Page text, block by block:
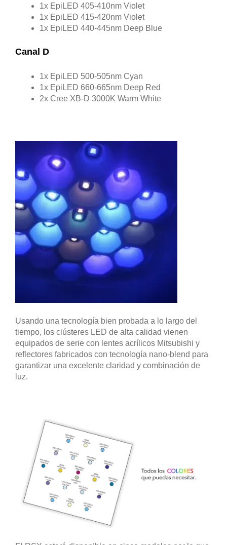
1x EpiLED 405-410nm Violet
1x EpiLED 415-420nm Violet
1x EpiLED 440-445nm Deep Blue
Canal D
1x EpiLED 500-505nm Cyan
1x EpiLED 660-665nm Deep Red
2x Cree XB-D 3000K Warm White
Usando una tecnología bien probada a lo largo del
tiempo, los clústeres LED de alta calidad vienen
equipados de serie con lentes acrílicos Mitsubishi y
reflectores fabricados con tecnología nano-blend para
garantizar una excelente claridad y combinación de
luz.